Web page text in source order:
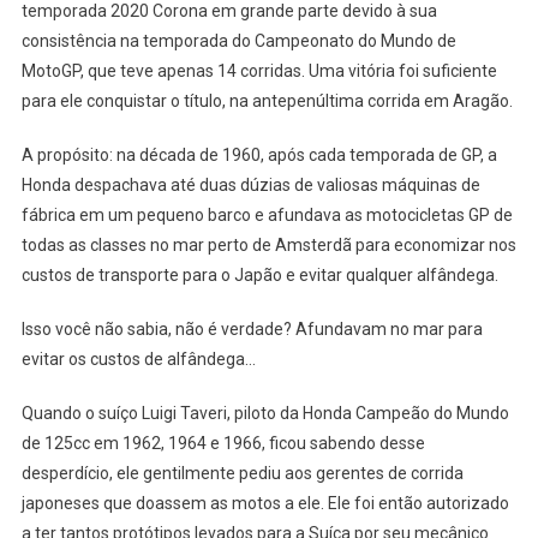
temporada 2020 Corona em grande parte devido à sua
consistência na temporada do Campeonato do Mundo de
MotoGP, que teve apenas 14 corridas. Uma vitória foi suficiente
para ele conquistar o título, na antepenúltima corrida em Aragão.
A propósito: na década de 1960, após cada temporada de GP, a
Honda despachava até duas dúzias de valiosas máquinas de
fábrica em um pequeno barco e afundava as motocicletas GP de
todas as classes no mar perto de Amsterdã para economizar nos
custos de transporte para o Japão e evitar qualquer alfândega.
Isso você não sabia, não é verdade? Afundavam no mar para
evitar os custos de alfândega…
Quando o suíço Luigi Taveri, piloto da Honda Campeão do Mundo
de 125cc em 1962, 1964 e 1966, ficou sabendo desse
desperdício, ele gentilmente pediu aos gerentes de corrida
japoneses que doassem as motos a ele. Ele foi então autorizado
a ter tantos protótipos levados para a Suíça por seu mecânico